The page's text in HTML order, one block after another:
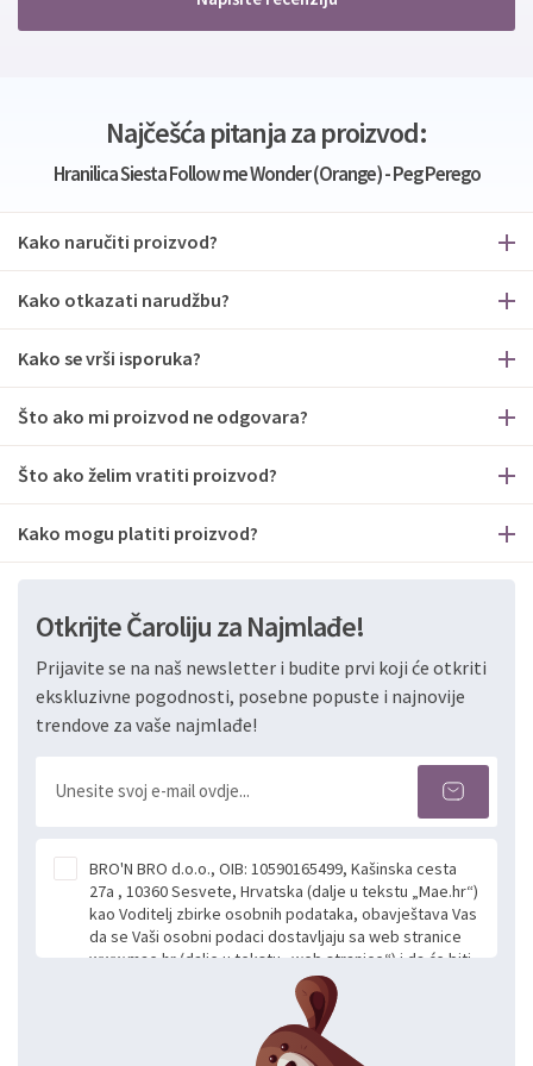
Najčešća pitanja za proizvod:
Hranilica Siesta Follow me Wonder (Orange) - Peg Perego
Kako naručiti proizvod?
Kako otkazati narudžbu?
Kako se vrši isporuka?
Što ako mi proizvod ne odgovara?
Što ako želim vratiti proizvod?
Kako mogu platiti proizvod?
Otkrijte Čaroliju za Najmlađe!
Prijavite se na naš newsletter i budite prvi koji će otkriti
ekskluzivne pogodnosti, posebne popuste i najnovije
trendove za vaše najmlađe!
BRO'N BRO d.o.o., OIB: 10590165499, Kašinska cesta
27a , 10360 Sesvete, Hrvatska (dalje u tekstu „Mae.hr“)
kao Voditelj zbirke osobnih podataka, obavještava Vas
da se Vaši osobni podaci dostavljaju sa web stranice
www.mae.hr (dalje u tekstu „web stranice“) i da će biti
obrađeni. Prihvaćanjem ove Izjave smatra se da
slobodno i izričito dajete privolu za prikupljanje i daljnju
obradu Vaših osobnih podataka koje ustupate Mae.hr
putem ovih web stranica u svrhu odgovora i daljnje